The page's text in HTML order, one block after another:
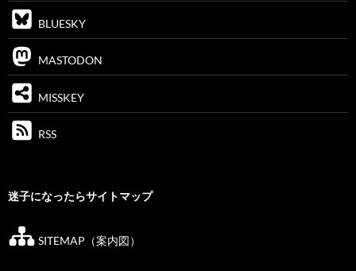
BLUESKY
MASTODON
MISSKEY
RSS
迷子になったらサイトマップ
SITEMAP（案内図）